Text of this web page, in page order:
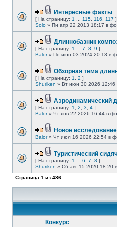
Интересные факты
[ На страницу: 1 115 116 117 ]
Solo » Пн апр 22 2013 18:17 в
Длиннобазник
[ На страницу: 1 7 8 9 ]
Balor» Пн июн 03 2024 20:13 в
Обзорная тема
[ На страницу: 1 2 ]
Shuriken » Вт июн 30 2026 12:46
Аэродинамический
[ На страницу: 1 2 3 4 ]
Balor» Чт янв 22 2026 16:44 в
Новое
Balor» Чт июл 16 2026 22:54 в
Туристический
[ На страницу: 1 6 7 8 ]
Shuriken » Сб авг 15 2020 18:20
Страница 1 из 486
Конкурс